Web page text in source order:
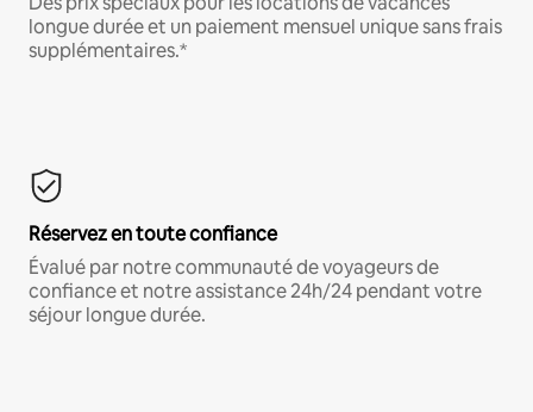
longue durée et un paiement mensuel unique sans frais
supplémentaires.*
Réservez en toute confiance
Évalué par notre communauté de voyageurs de
confiance et notre assistance 24h/24 pendant votre
séjour longue durée.